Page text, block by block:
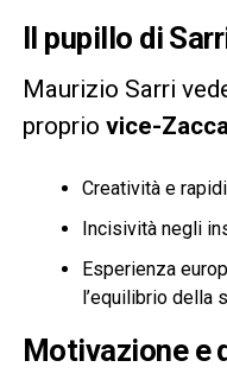
Il pupillo di
Maurizio Sarri
proprio vice-
Creatività e
Incisività negli
Esperienza
l’equilibrio della
Motivazione e